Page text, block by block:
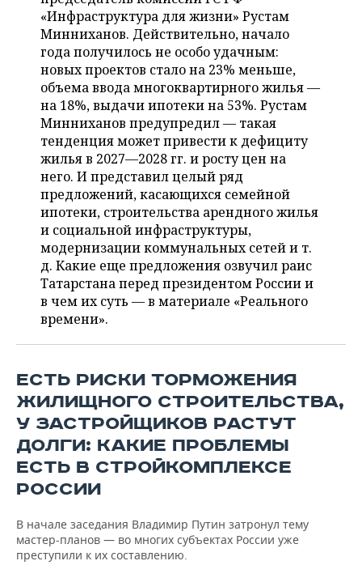
ХОККЕЙ С МЯЧОМ
ПРОИСШЕСТВИЯ
«Инфраструктура для жизни» Рустам
Минниханов. Действительно, начало
года получилось не особо удачным:
новых проектов стало на 23% меньше,
объема ввода многоквартирного жилья —
на 18%, выдачи ипотеки на 53%. Рустам
Минниханов предупредил — такая
тенденция может привести к дефициту
жилья в 2027—2028 гг. и росту цен на
него. И представил целый ряд
предложений, касающихся семейной
ипотеки, строительства арендного жилья
и социальной инфраструктуры,
модернизации коммунальных сетей и т.
д. Какие еще предложения озвучил раис
Татарстана перед президентом России и
в чем их суть — в материале «Реального
времени».
ЕСТЬ РИСКИ ТОРМОЖЕНИЯ
ЖИЛИЩНОГО СТРОИТЕЛЬСТВА,
У ЗАСТРОЙЩИКОВ РАСТУТ
ДОЛГИ: КАКИЕ ПРОБЛЕМЫ
ЕСТЬ В СТРОЙКОМПЛЕКСЕ
РОССИИ
В начале заседания Владимир Путин затронул тему
мастер-планов — во многих субъектах России уже
преступили к их составлению.